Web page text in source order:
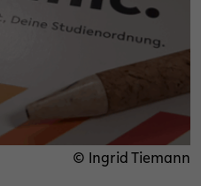
© Ingrid Tiemann